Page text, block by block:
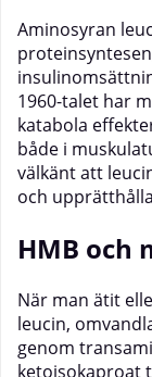
Aminosyran
1960-talet har
katabola
både i
välkänt att
och
HMB och
När man ätit
leucin,
genom
ketoisokaproat